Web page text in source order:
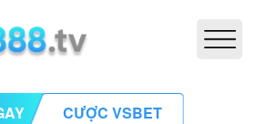
CƯỢC VSBET